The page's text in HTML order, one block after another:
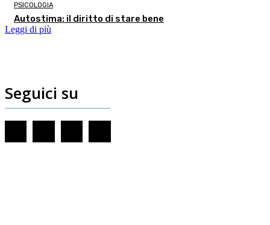
PSICOLOGIA
Autostima: il diritto di stare bene
Leggi di più
Seguici su